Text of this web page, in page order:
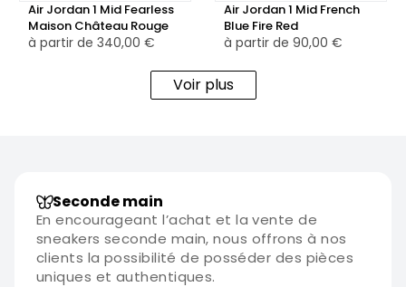
Air Jordan 1 Mid Fearless
Maison Château Rouge
à partir de 340,00 €
Air Jordan 1 Mid French
Blue Fire Red
à partir de 90,00 €
Voir plus
Seconde main
En encourageant l’achat et la vente de
sneakers seconde main, nous offrons à nos
clients la possibilité de posséder des pièces
uniques et authentiques.